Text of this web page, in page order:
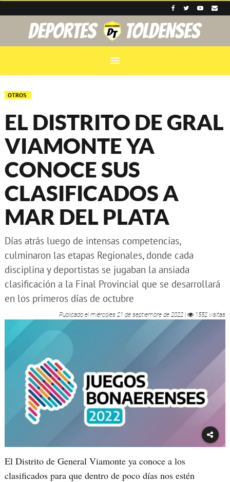
menu
OTROS
EL DISTRITO DE GRAL
VIAMONTE YA
CONOCE SUS
CLASIFICADOS A
MAR DEL PLATA
Días atrás luego de intensas competencias,
culminaron las etapas Regionales, donde cada
disciplina y deportistas se jugaban la ansiada
clasificación a la Final Provincial que se desarrollará
en los primeros días de octubre
Publicado elmiércoles 21 de septiembre de 2022 | 1552 visitas
El Distrito de General Viamonte ya conoce a los
clasificados para que dentro de poco días nos estén